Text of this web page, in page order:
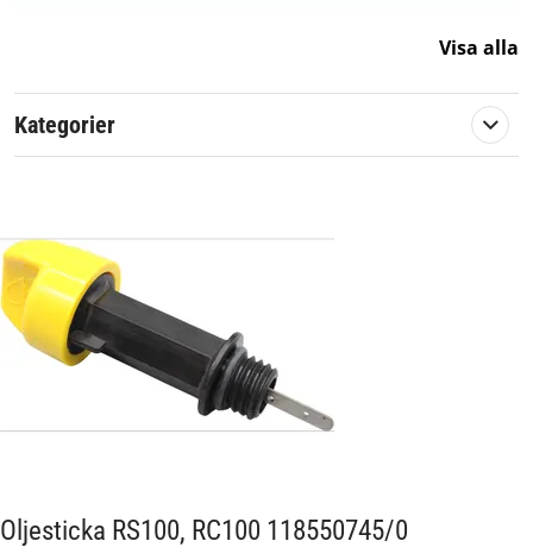
Visa alla
Kategorier
Oljesticka RS100, RC100 118550745/0